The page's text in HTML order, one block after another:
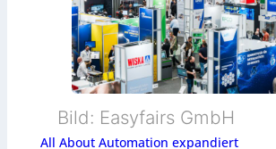
Bild: Easyfairs GmbH
All About Automation expandiert